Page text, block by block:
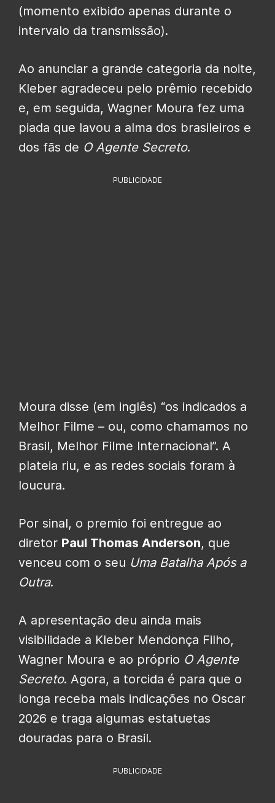
(momento exibido apenas durante o
intervalo da transmissão).
Ao anunciar a grande categoria da noite,
Kleber agradeceu pelo prêmio recebido
e, em seguida, Wagner Moura fez uma
piada que lavou a alma dos brasileiros e
dos fãs de O Agente Secreto.
PUBLICIDADE
Moura disse (em inglês) “os indicados a
Melhor Filme – ou, como chamamos no
Brasil, Melhor Filme Internacional”. A
plateia riu, e as redes sociais foram à
loucura.
Por sinal, o premio foi entregue ao
diretor Paul Thomas Anderson, que
venceu com o seu Uma Batalha Após a
Outra.
A apresentação deu ainda mais
visibilidade a Kleber Mendonça Filho,
Wagner Moura e ao próprio O Agente
Secreto. Agora, a torcida é para que o
longa receba mais indicações no Oscar
2026 e traga algumas estatuetas
douradas para o Brasil.
PUBLICIDADE